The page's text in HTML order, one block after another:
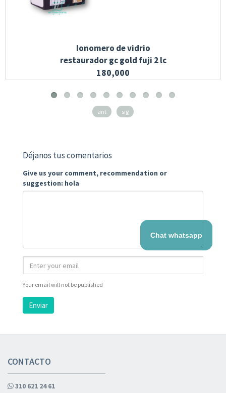
Ionomero de vidrio
restaurador gc gold fuji 2 lc
180,000
ant sig
Déjanos tus comentarios
Give us your comment, recommendation or
suggestion: hola
Your email will not be published
Enviar
CONTACTO
310 621 24 61
Chat whatsapp